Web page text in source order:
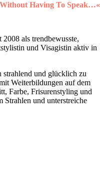
Having To Speak…«
als trendbewusste,
und Visagistin aktiv in
strahlend und glücklich zu
Weiterbildungen auf dem
Farbe, Frisurenstyling und
und unterstreiche